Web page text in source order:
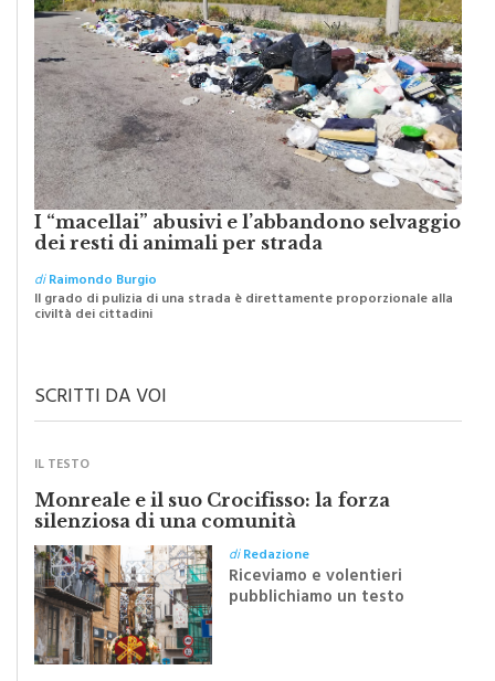
I “macellai” abusivi e l’abbandono selvaggio
dei resti di animali per strada
diRaimondo Burgio
Il grado di pulizia di una strada è direttamente proporzionale alla
civiltà dei cittadini
Monreale e il suo Crocifisso: la forza
silenziosa di una comunità
diRedazione
Riceviamo e volentieri
pubblichiamo un testo
inviato dalla scrittrice
monrealese Mariella